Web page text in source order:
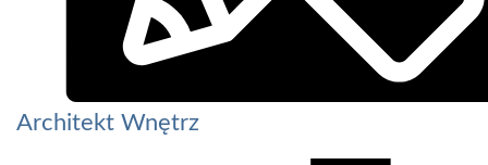
Architekt Wnętrz